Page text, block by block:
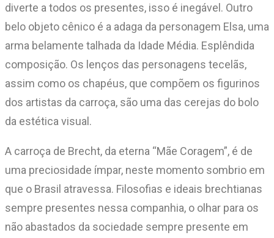
diverte a todos os presentes, isso é inegável. Outro
belo objeto cênico é a adaga da personagem Elsa, uma
arma belamente talhada da Idade Média. Esplêndida
composição. Os lenços das personagens tecelãs,
assim como os chapéus, que compõem os figurinos
dos artistas da carroça, são uma das cerejas do bolo
da estética visual.
A carroça de Brecht, da eterna “Mãe Coragem”, é de
uma preciosidade ímpar, neste momento sombrio em
que o Brasil atravessa. Filosofias e ideais brechtianas
sempre presentes nessa companhia, o olhar para os
não abastados da sociedade sempre presente em